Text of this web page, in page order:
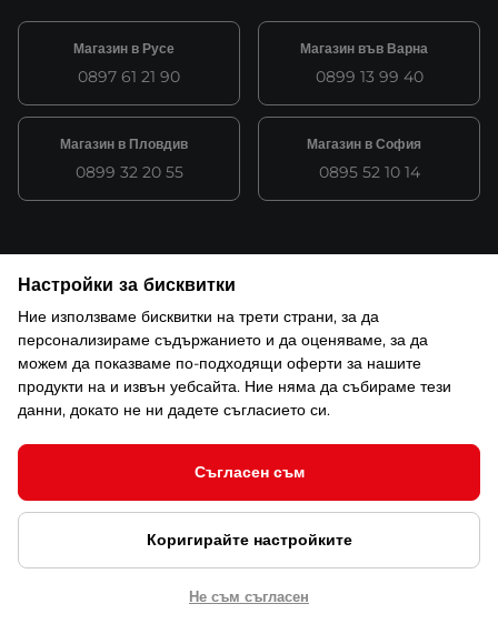
Магазин в Русе
0897 61 21 90
Магазин във Варна
0899 13 99 40
Магазин в Пловдив
0899 32 20 55
Магазин в София
0895 52 10 14
Информация
Общи условия Поръчка
Facebook Youtube
Настройки за бисквитки
Ние използваме бисквитки на трети страни, за да
персонализираме съдържанието и да оценяваме, за да
можем да показваме по-подходящи оферти за нашите
продукти на и извън уебсайта. Ние няма да събираме тези
данни, докато не ни дадете съгласието си.
Съгласен съм
Коригирайте настройките
Не съм съгласен